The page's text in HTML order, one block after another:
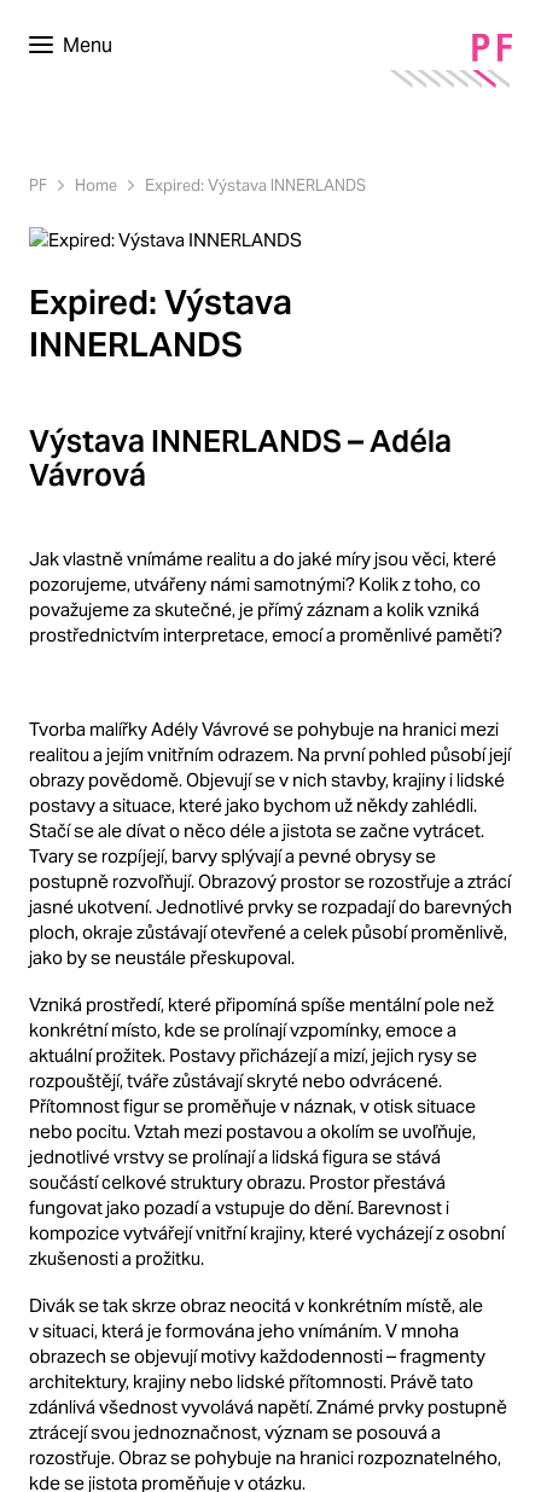
Menu
PF Home Expired: Výstava INNERLANDS
Expired: Výstava
INNERLANDS
Výstava INNERLANDS – Adéla
Vávrová
Jak vlastně vnímáme realitu a do jaké míry jsou věci, které
pozorujeme, utvářeny námi samotnými? Kolik z toho, co
považujeme za skutečné, je přímý záznam a kolik vzniká
prostřednictvím interpretace, emocí a proměnlivé paměti?
Tvorba malířky Adély Vávrové se pohybuje na hranici mezi
realitou a jejím vnitřním odrazem. Na první pohled působí její
obrazy povědomě.Objevují se v nich stavby, krajiny i lidské
postavy a situace, které jako bychom už někdy zahlédli.
Stačí se ale dívat o něco déle a jistota se začne vytrácet.
Tvary se rozpíjejí, barvy splývají a pevné obrysy se
postupně rozvoľňují.Obrazový prostor se rozostřuje a ztrácí
jasné ukotvení.Jednotlivé prvky se rozpadají do barevných
ploch, okraje zůstávají otevřené a celek působí proměnlivě,
jako by se neustále přeskupoval.
Vzniká prostředí, které připomíná spíše mentální pole než
konkrétní místo, kde se prolínají vzpomínky, emoce a
aktuální prožitek. Postavy přicházejí a mizí, jejich rysy se
rozpouštějí, tváře zůstávají skryté nebo odvrácené.
Přítomnost figur se proměňuje v náznak, v otisk situace
nebo pocitu.Vztah mezi postavou a okolím se uvoľňuje,
jednotlivé vrstvy se prolínají a lidská figura se stává
součástí celkové struktury obrazu. Prostor přestává
fungovat jako pozadí a vstupuje do dění. Barevnost i
kompozice vytvářejí vnitřní krajiny, které vycházejí z osobní
zkušenosti a prožitku.
Divák se tak skrze obraz neocitá v konkrétním místě, ale
v situaci, která je formována jeho vnímáním.V mnoha
obrazech se objevují motivy každodennosti – fragmenty
architektury, krajiny nebo lidské přítomnosti. Právě tato
zdánlivá všednost vyvolává napětí.Známé prvky postupně
ztrácejí svou jednoznačnost, význam se posouvá a
rozostřuje.Obraz se pohybuje na hranici rozpoznatelného,
kde se jistota proměňuje v otázku.